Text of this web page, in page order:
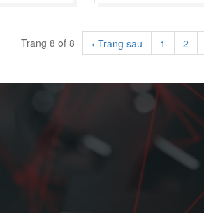
Trang 8 of 8 ‹ Trang sau 1 2